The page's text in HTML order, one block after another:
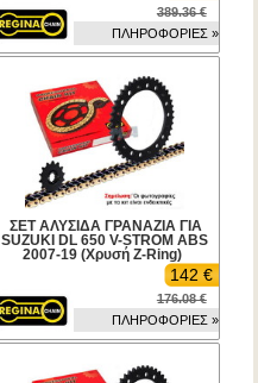
389.36 €
ΠΛΗΡΟΦΟΡΙΕΣ »
ΣΕΤ ΑΛΥΣΙΔΑ ΓΡΑΝΑΖΙΑ ΓΙΑ
SUZUKI DL 650 V-STROM ABS
2007-19 (Χρυσή Z-Ring)
142 €
176.08 €
ΠΛΗΡΟΦΟΡΙΕΣ »